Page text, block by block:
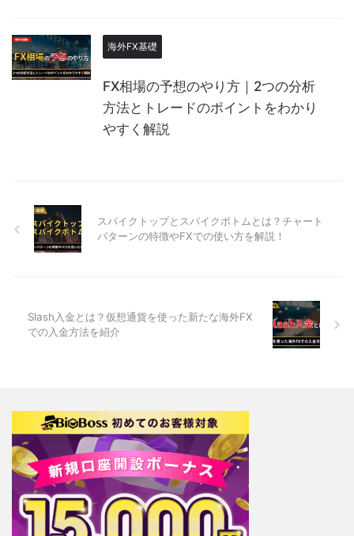
海外FX基礎
FX相場の予想のやり方｜2つの分析
方法とトレードのポイントをわかり
やすく解説
スパイクトップとスパイクボトムとは？チャート
パターンの特徴やFXでの使い方を解説！
Slash入金とは？仮想通貨を使った新たな海外FX
での入金方法を紹介